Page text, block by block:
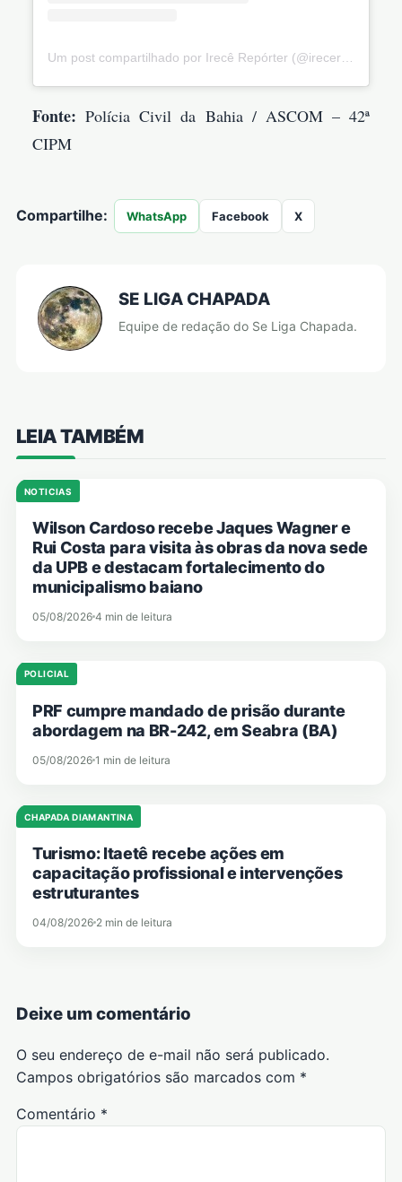
Fonte: Polícia Civil da Bahia / ASCOM – 42ª
CIPM
Compartilhe: WhatsApp Facebook X
SE LIGA CHAPADA
Equipe de redação do Se Liga Chapada.
LEIA TAMBÉM
NOTICIAS
Wilson Cardoso recebe Jaques Wagner e
Rui Costa para visita às obras da nova sede
da UPB e destacam fortalecimento do
municipalismo baiano
05/08/2026 4 min de leitura
POLICIAL
PRF cumpre mandado de prisão durante
abordagem na BR-242, em Seabra (BA)
05/08/2026 1 min de leitura
CHAPADA DIAMANTINA
Turismo: Itaetê recebe ações em
capacitação profissional e intervenções
estruturantes
04/08/2026 2 min de leitura
Deixe um comentário
O seu endereço de e-mail não será publicado.
Campos obrigatórios são marcados com *
Comentário *